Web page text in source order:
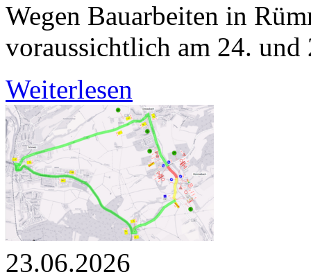
Wegen Bauarbeiten in
voraussichtlich am 24. und
Weiterlesen
23.06.2026